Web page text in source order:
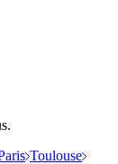
Toulouse